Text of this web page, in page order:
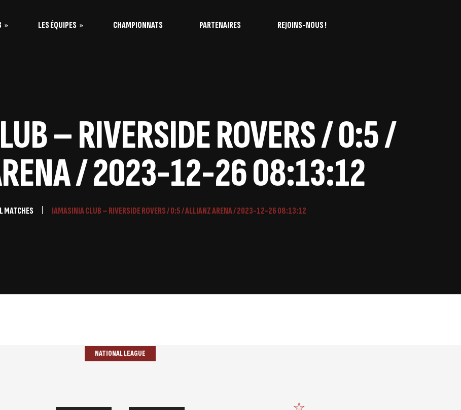
LES ÉQUIPES CHAMPIONNATS PARTENAIRES REJOINS-NOUS !
– RIVERSIDE ROVERS / 0:5 /
/ 2023-12-26 08:13:12
MATCHES IAMASINIA CLUB – RIVERSIDE ROVERS / 0:5 / ALLIANZ ARENA / 2023-12-26 08:13:12
NATIONAL LEAGUE